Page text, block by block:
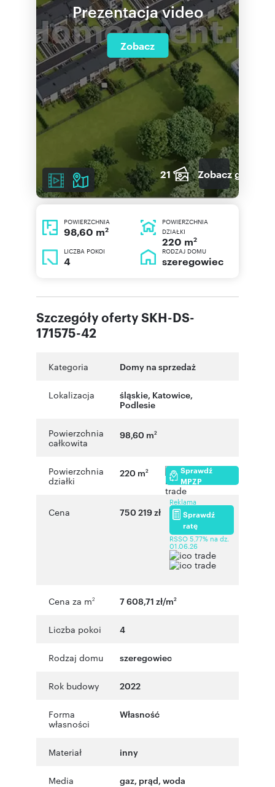
Prezentacja video
Zobacz
21 Zobacz galerię
POWIERZCHNIA
98,60 m2
POWIERZCHNIA
DZIAŁKI
220 m2
LICZBA POKOI
4
RODZAJ DOMU
szeregowiec
Szczegóły oferty SKH-DS-
171575-42
Kategoria Domy na sprzedaż
Lokalizacja śląskie, Katowice,
Podlesie
Powierzchnia
całkowita
98,60 m2
Powierzchnia
działki
220 m2
Sprawdź
MPZP
Cena 750 219 zł
Reklama
Sprawdź
ratę
RSSO 5,77% na dz.
01.06.26
Cena za m2 7 608,71 zł/m2
Liczba pokoi 4
Rodzaj domu szeregowiec
Rok budowy 2022
Forma
własności
Własność
Materiał inny
Media gaz, prąd, woda